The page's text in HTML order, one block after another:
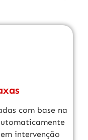
com base na
intervenção